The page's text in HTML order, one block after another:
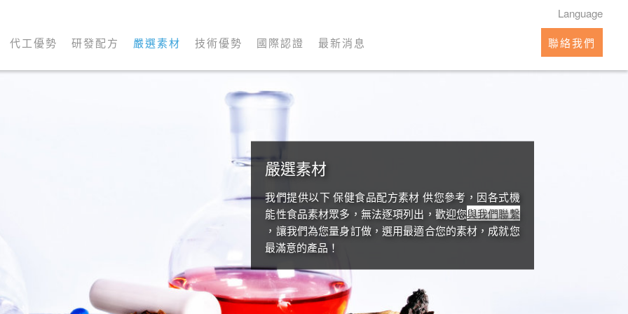
Language
代工優勢
研發配方 嚴選素材 技術優勢 國際認證 最新消息 聯絡我們
嚴選素材
我們提供以下 保健食品配方素材 供您參考，因各式機
能性食品素材眾多，無法逐項列出，歡迎您與我們聯繫
，讓我們為您量身訂做，選用最適合您的素材，成就您
最滿意的產品！